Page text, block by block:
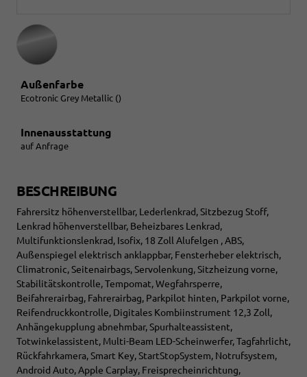
Außenfarbe
Ecotronic Grey Metallic ()
Innenausstattung
auf Anfrage
BESCHREIBUNG
Fahrersitz höhenverstellbar, Lederlenkrad, Sitzbezug Stoff,
Lenkrad höhenverstellbar, Beheizbares Lenkrad,
Multifunktionslenkrad, Isofix, 18 Zoll Alufelgen , ABS,
Außenspiegel elektrisch anklappbar, Fensterheber elektrisch,
Climatronic, Seitenairbags, Servolenkung, Sitzheizung vorne,
Stabilitätskontrolle, Tempomat, Wegfahrsperre,
Beifahrerairbag, Fahrerairbag, Parkpilot hinten, Parkpilot vorne,
Reifendruckkontrolle, Digitales Kombiinstrument 12,3 Zoll,
Anhängekupplung abnehmbar, Spurhalteassistent,
Totwinkelassistent, Multi-Beam LED-Scheinwerfer, Tagfahrlicht,
Rückfahrkamera, Smart Key, StartStopSystem, Notrufsystem,
Android Auto, Apple Carplay, Freisprecheinrichtung,